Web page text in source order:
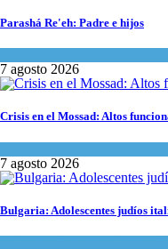
Parashá Re'eh: Padre e hijos
7 agosto 2026
Crisis en el Mossad: Altos
7 agosto 2026
Bulgaria: Adolescentes judíos